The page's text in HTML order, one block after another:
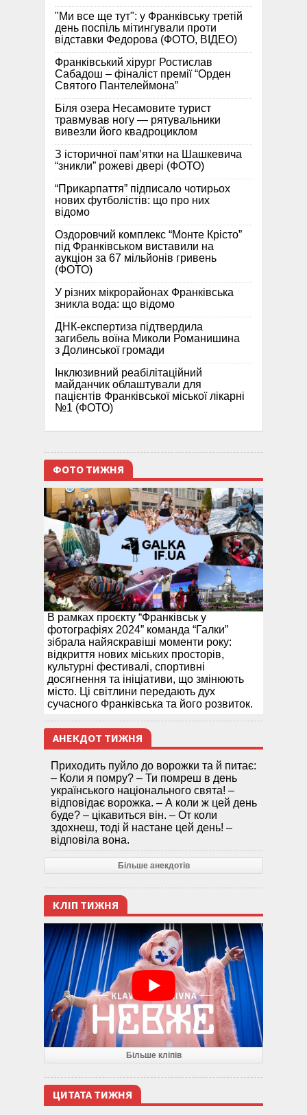
"Ми все ще тут": у Франківську третій
день поспіль мітингували проти
відставки Федорова (ФОТО, ВІДЕО)
Франківський хірург Ростислав
Сабадош – фіналіст премії “Орден
Святого Пантелеймона”
Біля озера Несамовите турист
травмував ногу — рятувальники
вивезли його квадроциклом
З історичної памʼятки на Шашкевича
“зникли” рожеві двері (ФОТО)
“Прикарпаття” підписало чотирьох
нових футболістів: що про них
відомо
Оздоровчий комплекс “Монте Крісто”
під Франківськом виставили на
аукціон за 67 мільйонів гривень
(ФОТО)
У різних мікрорайонах Франківська
зникла вода: що відомо
ДНК-експертиза підтвердила
загибель воїна Миколи Романишина
з Долинської громади
Інклюзивний реабілітаційний
майданчик облаштували для
пацієнтів Франківської міської лікарні
№1 (ФОТО)
ФОТО ТИЖНЯ
В рамках проєкту “Франківськ у
фотографіях 2024” команда “Галки”
зібрала найяскравіші моменти року:
відкриття нових міських просторів,
культурні фестивалі, спортивні
досягнення та ініціативи, що змінюють
місто. Ці світлини передають дух
сучасного Франківська та його розвиток.
АНЕКДОТ ТИЖНЯ
Приходить пуйло до ворожки та й питає:
– Коли я помру? – Ти помреш в день
українського національного свята! –
відповідає ворожка. – А коли ж цей день
буде? – цікавиться він. – От коли
здохнеш, тоді й настане цей день! –
відповіла вона.
Більше анекдотів
КЛІП ТИЖНЯ
Більше кліпів
ЦИТАТА ТИЖНЯ